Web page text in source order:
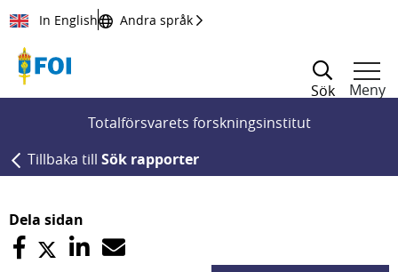
Till innehållet
In English Andra språk
Sök
Meny
Totalförsvarets forskningsinstitut
Tillbaka till Sök rapporter
Dela sidan